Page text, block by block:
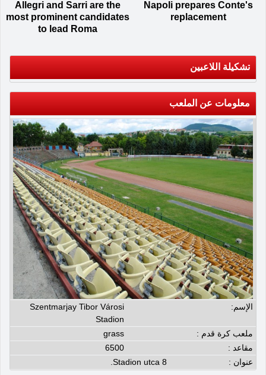
Napoli prepares Conte's
replacement
Allegri and Sarri are the
most prominent candidates
to lead Roma
تشكيلة اللاعبين
معلومات عن الملعب
الإسم:
Szentmarjay Tibor Városi
Stadion
ملعب كرة قدم :
grass
مقاعد :
6500
عنوان :
Stadion utca 8.